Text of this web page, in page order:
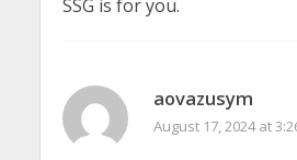
SSG is for you.
aovazusym
August 17, 2024 at